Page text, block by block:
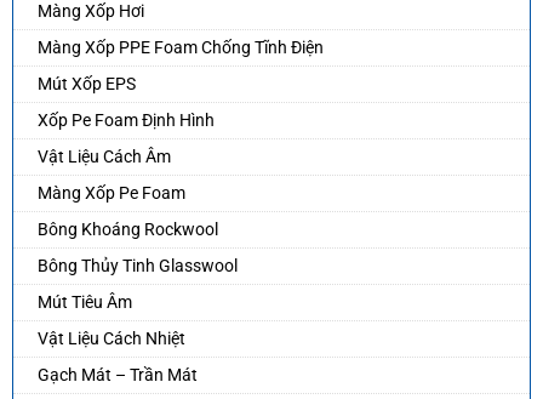
Màng Xốp Hơi
Màng Xốp PPE Foam Chống Tĩnh Điện
Mút Xốp EPS
Xốp Pe Foam Định Hình
Vật Liệu Cách Âm
Màng Xốp Pe Foam
Bông Khoáng Rockwool
Bông Thủy Tinh Glasswool
Mút Tiêu Âm
Vật Liệu Cách Nhiệt
Gạch Mát – Trần Mát